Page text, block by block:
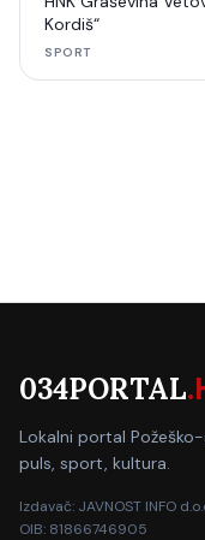
Kordiš“
SPORT
034PORTAL
Lokalni portal
puls, sport, kultura.
Izdavač: JAVNOST INFO
OIB: 81866746905